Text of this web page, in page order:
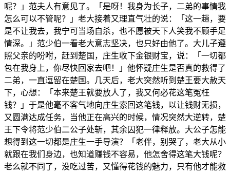
呢？」范夫人有意见了。「是呀！我身为长子，二弟的事情我
怎么可以不管呢？」老大接着又理直气壮的说：「这一趟，要
是不让我去，我宁可当场自杀，也不愿被天下人笑我不顾手足
情深。」范少伯一看老大意志坚决，也只好由他了。大儿子遵
照父亲的吩咐，赶到楚国，庄生收下金银财宝，说：「一切都
包在我身上，你尽快回家去吧！」他怀疑庄生是否真的救得了
二弟，一直逗留在楚国。几天后，老大突然听到楚王要大赦天
下，心想：「本来楚王就要放人了，我又何必花这笔冤枉
钱？」于是他毫不客气地向庄生索回这笔钱，以让钱财无损，
又圆满达成任务，当他正在高兴的时候，情况突然大逆转，楚
王下令将范少伯二公子处斩，其余囚犯一律释放。大公子怎能
想得到这一切都是庄生一手导演？「老伴，别哭了，老大从小
就跟在我们身边，也知道赚钱不容易，他怎舍得这笔大钱呢？
老么就不同了，没吃过苦，又懂得花钱的魅力，只有他才能救